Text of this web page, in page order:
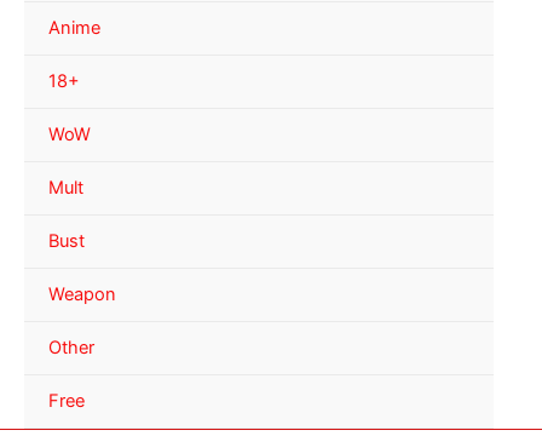
Anime
18+
WoW
Mult
Bust
Weapon
Other
Free